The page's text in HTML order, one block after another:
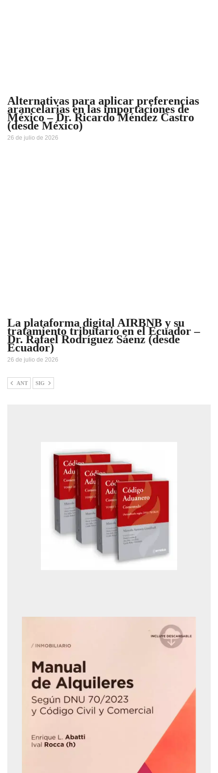
Alternativas para aplicar preferencias
arancelarias en las importaciones de
México – Dr. Ricardo Méndez Castro
(desde México)
26 de julio de 2026
La plataforma digital AIRBNB y su
tratamiento tributario en el Ecuador –
Dr. Rafael Rodríguez Sáenz (desde
Ecuador)
26 de julio de 2026
ANT SIG